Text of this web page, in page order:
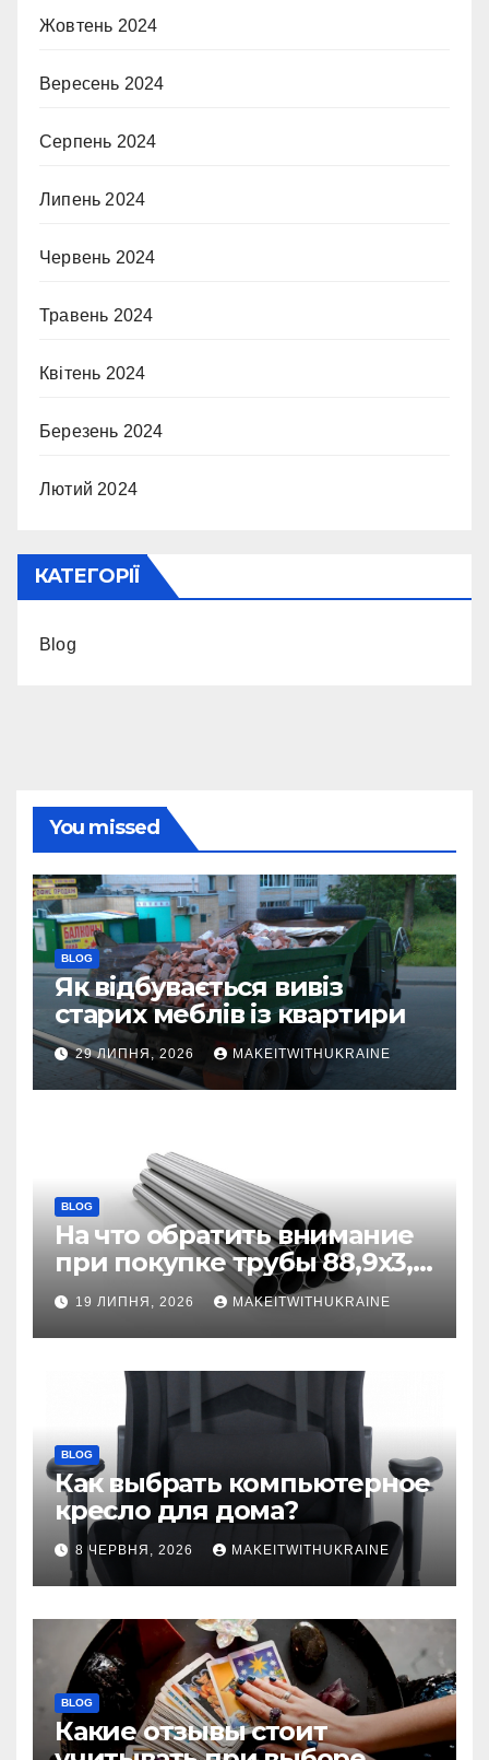
Жовтень 2024
Вересень 2024
Серпень 2024
Липень 2024
Червень 2024
Травень 2024
Квітень 2024
Березень 2024
Лютий 2024
КАТЕГОРІЇ
Blog
You missed
BLOG
Як відбувається вивіз
старих меблів із квартири
29 ЛИПНЯ, 2026 MAKEITWITHUKRAINE
BLOG
На что обратить внимание
при покупке трубы 88,9х3,2
бесшовной
19 ЛИПНЯ, 2026 MAKEITWITHUKRAINE
BLOG
Как выбрать компьютерное
кресло для дома?
8 ЧЕРВНЯ, 2026 MAKEITWITHUKRAINE
BLOG
Какие отзывы стоит